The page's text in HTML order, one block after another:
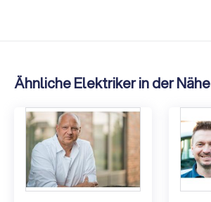
Ähnliche Elektriker in der Nähe